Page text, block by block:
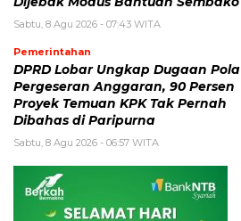
Sabtu, 8 Agu 2026 - 07:43 WITA
Pemerintahan
DPRD Lobar Ungkap Dugaan Pola
Pergeseran Anggaran, 90 Persen
Proyek Temuan KPK Tak Pernah
Dibahas di Paripurna
Sabtu, 8 Agu 2026 - 06:57 WITA